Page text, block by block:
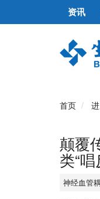
资讯
首页
颠覆
类“
神经血管